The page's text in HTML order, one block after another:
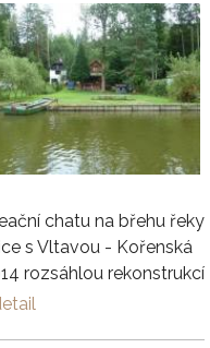
chatu na břehu řeky
s Vltavou - Kořenská
rozsáhlou rekonstrukcí